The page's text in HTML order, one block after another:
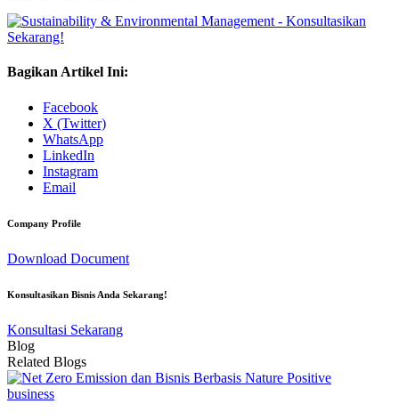
Bagikan Artikel Ini:
Facebook
X (Twitter)
WhatsApp
LinkedIn
Instagram
Email
Company Profile
Download Document
Konsultasikan Bisnis Anda Sekarang!
Konsultasi Sekarang
Blog
Related Blogs
business